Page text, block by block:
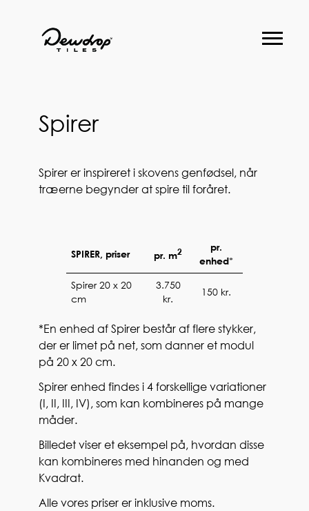
Genbrug
Om os
Spirer
Spirer er inspireret i skovens genfødsel, når
træerne begynder at spire til foråret.
SPIRER, priser pr. m2
pr.
enhed*
Spirer 20 x 20
cm
3.750
kr.
150 kr.
*En enhed af Spirer består af flere stykker,
der er limet på net, som danner et modul
på 20 x 20 cm.
Spirer enhed findes i 4 forskellige variationer
(I, II, III, IV), som kan kombineres på mange
måder.
Billedet viser et eksempel på, hvordan disse
kan kombineres med hinanden og med
Kvadrat.
Alle vores priser er inklusive moms.